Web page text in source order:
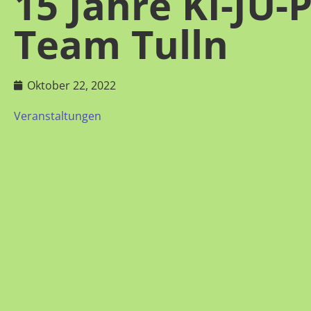
Team Tulln
Oktober 22, 2022
Veranstaltungen